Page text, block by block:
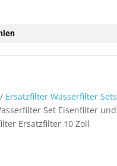
Ersatzfilter Wasserfilter Sets
Set Eisenfilter und
Ersatzfilter 10 Zoll